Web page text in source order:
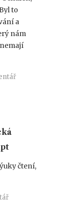
to
a
nám
čtení,